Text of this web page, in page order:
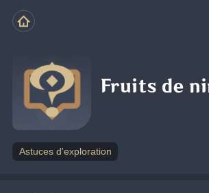
Fruits de
Astuces d'exploration